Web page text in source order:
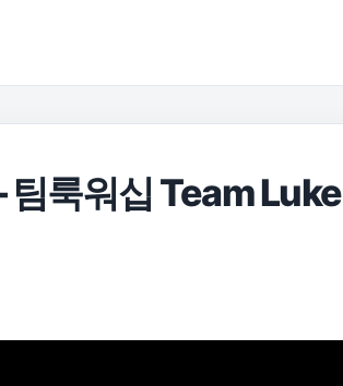
룩워십 Team Luke